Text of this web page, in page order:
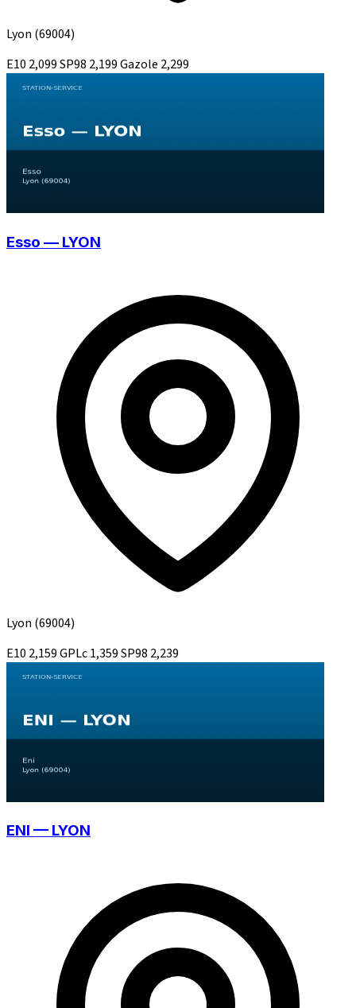
Lyon (69004)
E10 2,099SP98 2,199Gazole 2,299
Esso — LYON
Lyon (69004)
E10 2,159GPLc1,359SP98 2,239
ENI — LYON